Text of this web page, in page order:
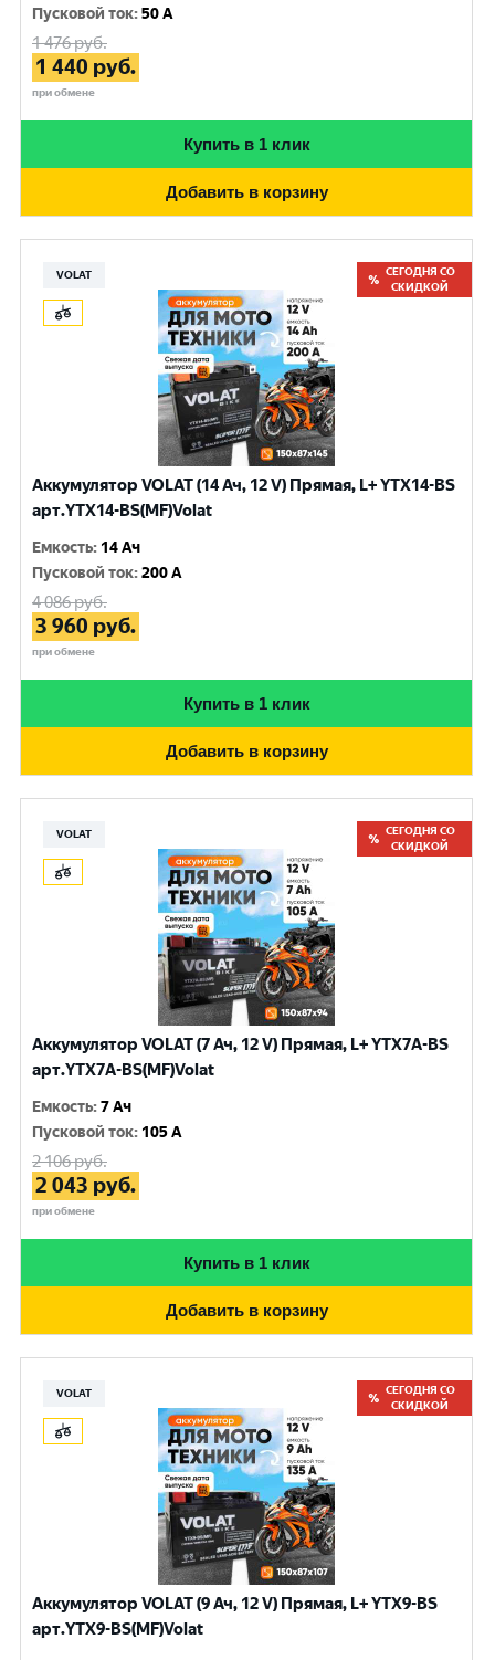
Пусковой ток:50 A
1 476руб.
1 440 руб.
при обмене
Купить в 1 клик
Добавить в корзину
VOLAT
СЕГОДНЯ СО
СКИДКОЙ
Аккумулятор VOLAT (14 Ач, 12 V) Прямая, L+ YTX14-BS
арт.YTX14-BS(MF)Volat
Емкость: 14 Ач
Пусковой ток:200 A
4 086руб.
3 960 руб.
при обмене
Купить в 1 клик
Добавить в корзину
VOLAT
СЕГОДНЯ СО
СКИДКОЙ
Аккумулятор VOLAT (7 Ач, 12 V) Прямая, L+ YTX7A-BS
арт.YTX7A-BS(MF)Volat
Емкость:7 Ач
Пусковой ток: 105 A
2 106руб.
2 043 руб.
при обмене
Купить в 1 клик
Добавить в корзину
VOLAT
СЕГОДНЯ СО
СКИДКОЙ
Аккумулятор VOLAT (9 Ач, 12 V) Прямая, L+ YTX9-BS
арт.YTX9-BS(MF)Volat